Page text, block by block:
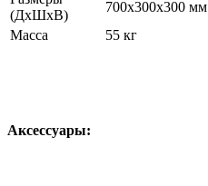
(ДхШхВ)
700х300х300 мм
Масса
55 кг
Аксессуары: